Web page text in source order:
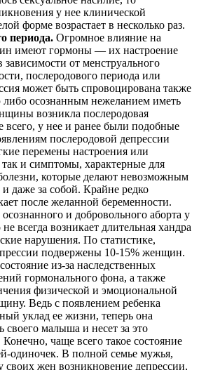
у нее клинической
форме возрастает в несколько раз.
периода. Огромное влияние на
имеют гормоны — их настроение
зависимости от менструального
послеродового периода или
может быть спровоцирована также
осознанным нежеланием иметь
возникла послеродовая
всего, у нее и ранее были подобные
послеродовой депрессии
перемены настроения или
и симптомы, характерные для
которые делают невозможным
и даже за собой. Крайне редко
после желанной беременности.
и добровольного аборта у
всегда возникает длительная хандра
нарушения. По статистике,
подвержены 10-15% женщин.
из-за наследственных
гормонального фона, а также
физической и эмоциональной
Ведь с появлением ребенка
уклад ее жизни, теперь она
своего малыша и несет за это
Конечно, чаще всего такое состояние
одиночек. В полной семье мужья,
своих жен возникновение депрессии,